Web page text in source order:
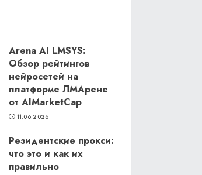
Arena AI LMSYS:
Обзор рейтингов
нейросетей на
платформе ЛМАрене
от AIMarketCap
11.06.2026
Резидентские прокси:
что это и как их
правильно